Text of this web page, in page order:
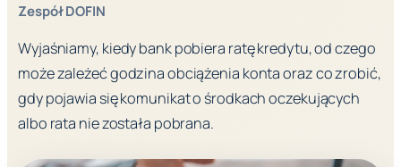
Zespół DOFIN
Wyjaśniamy, kiedy bank pobiera ratę kredytu, od czego
może zależeć godzina obciążenia konta oraz co zrobić,
gdy pojawia się komunikat o środkach oczekujących
albo rata nie została pobrana.